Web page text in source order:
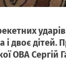
двоє дітей.
ОВА Сергій